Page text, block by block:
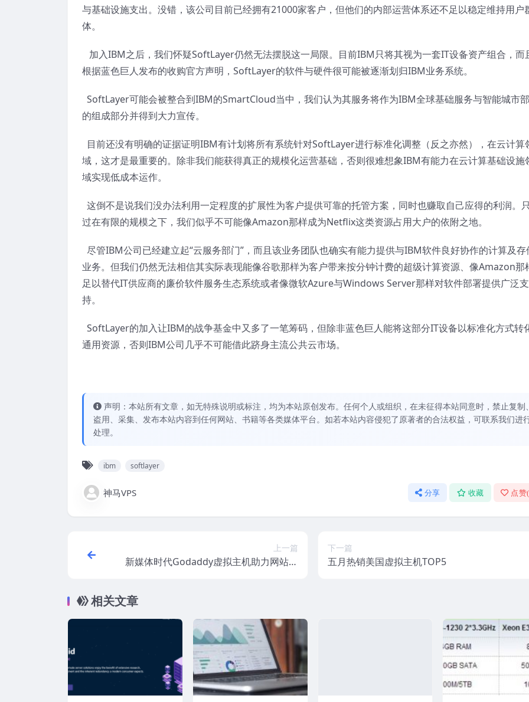
与基础设施支出。没错，该公司目前已经拥有21000家客户，但他们的内部运营体系还不足以稳定维持用户
体。
加入IBM之后，我们怀疑SoftLayer仍然无法摆脱这一局限。目前IBM只将其视为一套IT设备资产组合，而
根据蓝色巨人发布的收购官方声明，SoftLayer的软件与硬件很可能被逐渐划归IBM业务系统。
SoftLayer可能会被整合到IBM的SmartCloud当中，我们认为其服务将作为IBM全球基础服务与智能城市
的组成部分并得到大力宣传。
目前还没有明确的证据证明IBM有计划将所有系统针对SoftLayer进行标准化调整（反之亦然），在云计算
域，这才是最重要的。除非我们能获得真正的规模化运营基础，否则很难想象IBM有能力在云计算基础设施
域实现低成本运作。
这倒不是说我们没办法利用一定程度的扩展性为客户提供可靠的托管方案，同时也赚取自己应得的利润。
过在有限的规模之下，我们似乎不可能像Amazon那样成为Netflix这类资源占用大户的依附之地。
尽管IBM公司已经建立起“云服务部门”，而且该业务团队也确实有能力提供与IBM软件良好协作的计算及存
业务。但我们仍然无法相信其实际表现能像谷歌那样为客户带来按分钟计费的超级计算资源、像Amazon那
足以替代IT供应商的廉价软件服务生态系统或者像微软Azure与Windows Server那样对软件部署提供广泛支
持。
SoftLayer的加入让IBM的战争基金中又多了一笔筹码，但除非蓝色巨人能将这部分IT设备以标准化方式转
通用资源，否则IBM公司几乎不可能借此跻身主流公共云市场。
声明：本站所有文章，如无特殊说明或标注，均为本站原创发布。任何个人或组织，在未征得本站同意时，禁止复制、
盗用、采集、发布本站内容到任何网站、书籍等各类媒体平台。如若本站内容侵犯了原著者的合法权益，可联系我们进
处理。
ibm softlayer
神马VPS 分享 收藏 点赞(
上一篇
新媒体时代Godaddy虚拟主机助力网站发
下一篇
五月热销美国虚拟主机TOP5
相关文章